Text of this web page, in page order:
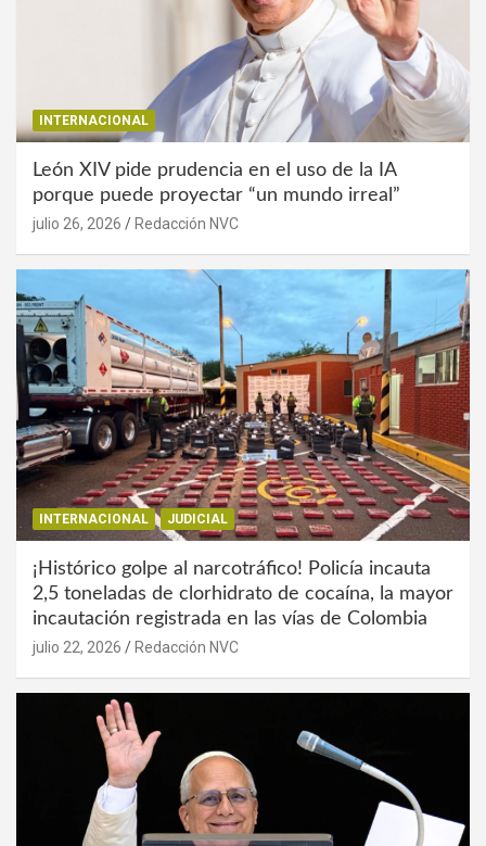
INTERNACIONAL
León XIV pide prudencia en el uso de la IA
porque puede proyectar “un mundo irreal”
julio 26, 2026 Redacción NVC
INTERNACIONAL JUDICIAL
¡Histórico golpe al narcotráfico! Policía incauta
2,5 toneladas de clorhidrato de cocaína, la mayor
incautación registrada en las vías de Colombia
julio 22, 2026 Redacción NVC